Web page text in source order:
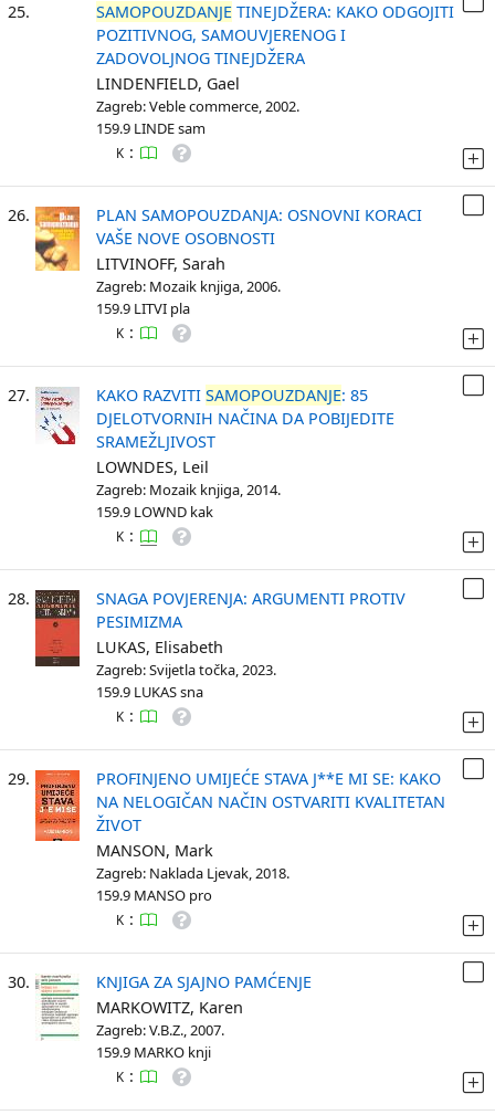
25. SAMOPOUZDANJE TINEJDŽERA: KAKO ODGOJITI
POZITIVNOG, SAMOUVJERENOG I
ZADOVOLJNOG TINEJDŽERA
LINDENFIELD, Gael
Zagreb: Veble commerce, 2002.
159.9 LINDE sam
K :
26.
PLAN SAMOPOUZDANJA: OSNOVNI KORACI
VAŠE NOVE OSOBNOSTI
LITVINOFF, Sarah
Zagreb: Mozaik knjiga, 2006.
159.9 LITVI pla
K :
27. KAKO RAZVITI SAMOPOUZDANJE: 85
DJELOTVORNIH NAČINA DA POBIJEDITE
SRAMEŽLJIVOST
LOWNDES, Leil
Zagreb: Mozaik knjiga, 2014.
159.9 LOWND kak
K :
28.
SNAGA POVJERENJA: ARGUMENTI PROTIV
PESIMIZMA
LUKAS, Elisabeth
Zagreb: Svijetla točka, 2023.
159.9 LUKAS sna
K :
29.
PROFINJENO UMIJEĆE STAVA J**E MI SE: KAKO
NA NELOGIČAN NAČIN OSTVARITI KVALITETAN
ŽIVOT
MANSON, Mark
Zagreb: Naklada Ljevak, 2018.
159.9 MANSO pro
K :
30.
KNJIGA ZA SJAJNO PAMĆENJE
MARKOWITZ, Karen
Zagreb: V.B.Z., 2007.
159.9 MARKO knji
K :